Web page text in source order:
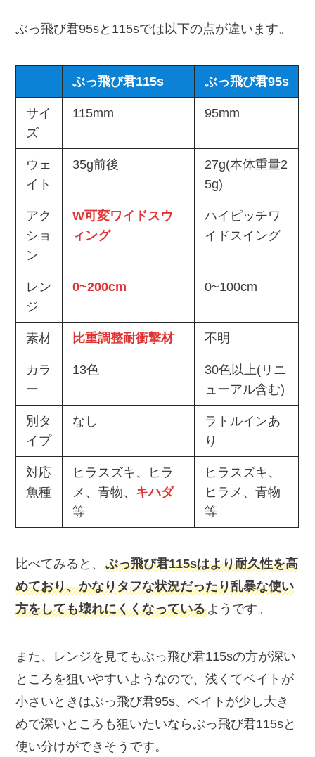
ぶっ飛び君95sと115sでは以下の点が違います。
ぶっ飛び君115s ぶっ飛び君95s
サイ
ズ
115mm 95mm
ウェ
イト
35g前後
27g(本体重量2
5g)
アク
ショ
ン
W可変ワイドスウ
ィング
ハイピッチワ
イドスイング
レン
ジ
0~200cm 0~100cm
素材 比重調整耐衝撃材 不明
カラ
ー
13色
30色以上(リニ
ューアル含む)
別タ
イプ
なし
ラトルインあ
り
対応
魚種
ヒラスズキ、ヒラ
メ、青物、 キハダ
等
ヒラスズキ、
ヒラメ、青物
等
比べてみると、ぶっ飛び君115sはより耐久性を高
めており、かなりタフな状況だったり乱暴な使い
方をしても壊れにくくなっているようです。
また、レンジを見てもぶっ飛び君115sの方が深い
ところを狙いやすいようなので、浅くてベイトが
小さいときはぶっ飛び君95s、ベイトが少し大き
めで深いところも狙いたいならぶっ飛び君115sと
使い分けができそうです。